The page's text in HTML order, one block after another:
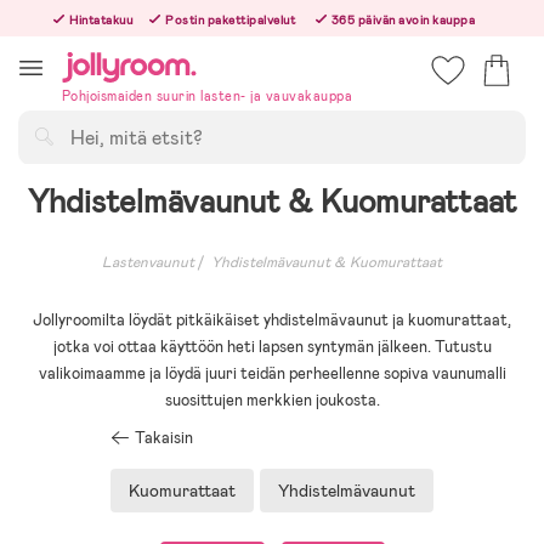
Hoppa
innehållet
Hintatakuu Postin pakettipalvelut
365 päivän avoin kauppa
Tilaa arkisin ennen klo 13.00 – lähetämme tilauksen jo samana päivänä!
Pohjoismaiden suurin lasten- ja vauvakauppa
Yhdistelmävaunut & Kuomurattaat
Lastenvaunut Yhdistelmävaunut & Kuomurattaat
Jollyroomilta löydät pitkäikäiset yhdistelmävaunut ja kuomurattaat,
jotka voi ottaa käyttöön heti lapsen syntymän jälkeen. Tutustu
valikoimaamme ja löydä juuri teidän perheellenne sopiva vaunumalli
suosittujen merkkien joukosta.
Takaisin
Kuomurattaat Yhdistelmävaunut